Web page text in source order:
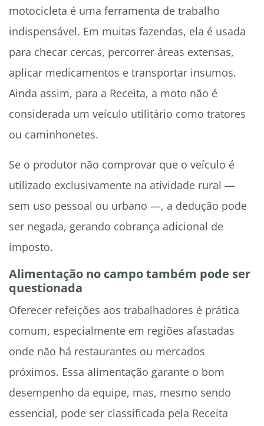
motocicleta é uma ferramenta de trabalho
indispensável. Em muitas fazendas, ela é usada
para checar cercas, percorrer áreas extensas,
aplicar medicamentos e transportar insumos.
Ainda assim, para a Receita, a moto não é
considerada um veículo utilitário como tratores
ou caminhonetes.
Se o produtor não comprovar que o veículo é
utilizado exclusivamente na atividade rural —
sem uso pessoal ou urbano —, a dedução pode
ser negada, gerando cobrança adicional de
imposto.
Alimentação no campo também pode ser
questionada
Oferecer refeições aos trabalhadores é prática
comum, especialmente em regiões afastadas
onde não há restaurantes ou mercados
próximos. Essa alimentação garante o bom
desempenho da equipe, mas, mesmo sendo
essencial, pode ser classificada pela Receita